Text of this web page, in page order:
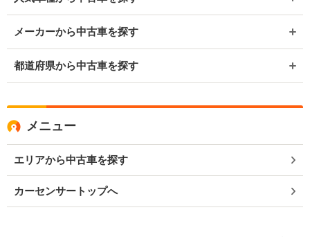
メーカーから中古車を探す
都道府県から中古車を探す
メニュー
エリアから中古車を探す
カーセンサートップへ